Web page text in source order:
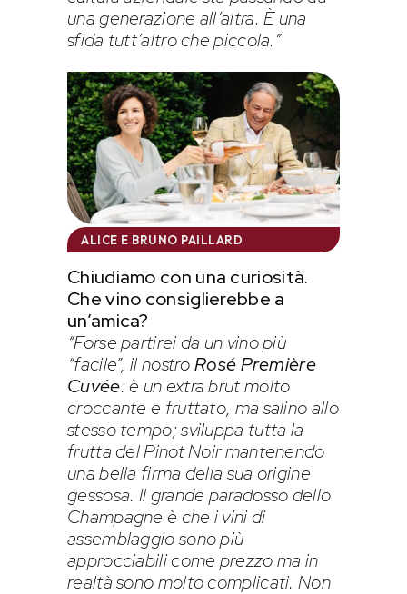
una generazione all’altra. È una
sfida tutt’altro che piccola.”
ALICE E BRUNO PAILLARD
Chiudiamo con una curiosità.
Che vino consiglierebbe a
un’amica?
“Forse partirei da un vino più
“facile”, il nostroRosé Première
Cuvée: è un extra brut molto
croccante e fruttato, ma salino allo
stesso tempo; sviluppa tutta la
frutta del Pinot Noir mantenendo
una bella firma della sua origine
gessosa. Il grande paradosso dello
Champagne è che i vini di
assemblaggio sono più
approcciabili come prezzo ma in
realtà sono molto complicati. Non